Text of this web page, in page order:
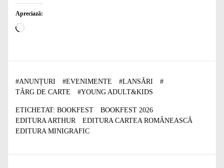
Apreciază:
Încarc...
#ANUNȚURI #EVENIMENTE #LANSĂRI
#
TÂRG DE CARTE
#YOUNG ADULT&KIDS
ETICHETAT: BOOKFEST
BOOKFEST 2026
EDITURA ARTHUR
EDITURA CARTEA ROMÂNEASCĂ
EDITURA MINIGRAFIC